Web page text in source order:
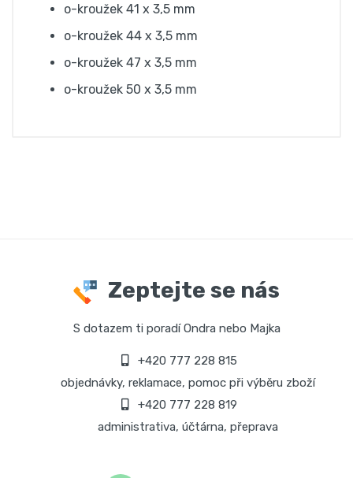
o-kroužek 41 x 3,5 mm
o-kroužek 44 x 3,5 mm
o-kroužek 47 x 3,5 mm
o-kroužek 50 x 3,5 mm
Zeptejte se nás
S dotazem ti poradí Ondra nebo Majka
+420 777 228 815
objednávky, reklamace, pomoc při výběru zboží
+420 777 228 819
administrativa, účtárna, přeprava